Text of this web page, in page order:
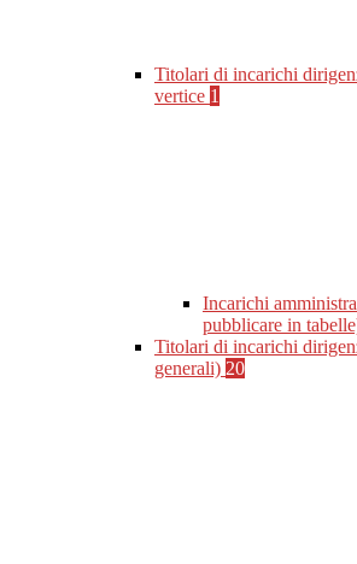
Titolari di incarichi
vertice 1
Incarichi
pubblicare in
Titolari di incarichi
generali) 20